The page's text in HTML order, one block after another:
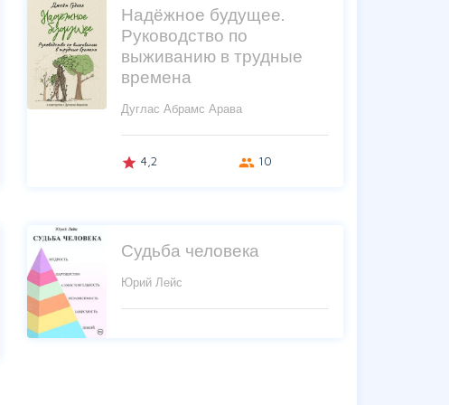
Надёжное будущее.
Руководство по
выживанию в трудные
времена
Дуглас Абрамс Арава
grade 4,2 group 10
Судьба человека
Юрий Лейс